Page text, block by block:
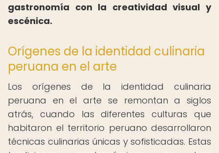
gastronomía con la creatividad visual y
escénica.
Orígenes de la identidad culinaria
peruana en el arte
Los orígenes de la identidad culinaria
peruana en el arte se remontan a siglos
atrás, cuando las diferentes culturas que
habitaron el territorio peruano desarrollaron
técnicas culinarias únicas y sofisticadas. Estas